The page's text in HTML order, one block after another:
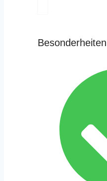
Besonderheiten